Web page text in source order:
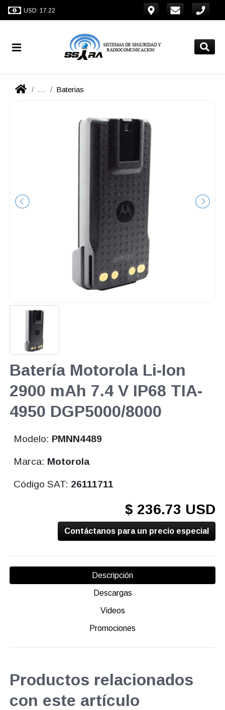
USD: 17.22
... Baterias
Batería Motorola Li-Ion
2900 mAh 7.4 V IP68 TIA-
4950 DGP5000/8000
Modelo: PMNN4489
Marca: Motorola
Código SAT: 26111711
$ 236.73 USD
Contáctanos para un precio especial
Descripción
Descargas
Videos
Promociones
Productos relacionados
con este artículo